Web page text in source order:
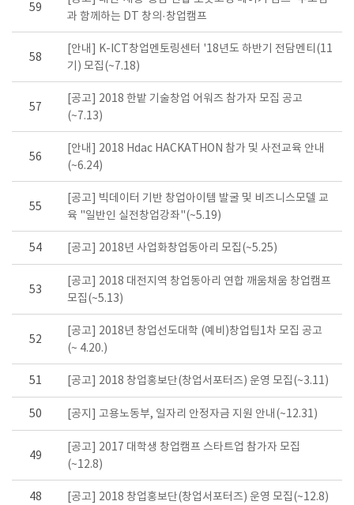
59
과 함께하는 DT 창의·창업캠프
58
[안내] K-ICT창업멘토링센터 '18년도 하반기 전담멘티(11
기) 모집(~7.18)
57
[공고] 2018 한밭 기술창업 어워즈 참가자 모집 공고
(~7.13)
56
[안내] 2018 Hdac HACKATHON 참가 및 사전교육 안내
(~6.24)
55
[공고] 빅데이터 기반 창업아이템 발굴 및 비즈니스모델 교
육 "일반인 실전창업강좌"(~5.19)
54 [공고] 2018년 사업화창업동아리 모집(~5.25)
53
[공고] 2018 대전지역 창업동아리 연합 깨움채움 창업캠프
모집(~5.13)
52
[공고] 2018년 창업선도대학 (예비)창업팀1차 모집 공고
(~ 4.20.)
51 [공고] 2018 창업홍보단(창업서포터즈) 운영 모집(~3.11)
50 [공지] 고용노동부, 일자리 안정자금 지원 안내(~12.31)
49
[공고] 2017 대학생 창업캠프 스타트업 참가자 모집
(~12.8)
48 [공고] 2018 창업홍보단(창업서포터즈) 운영 모집(~12.8)